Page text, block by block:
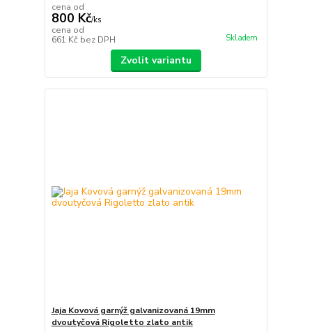
cena od
800 Kč/ks
cena od
661 Kč bez DPH Skladem
Zvolit variantu
Jaja Kovová garnýž galvanizovaná 19mm
dvoutyčová Rigoletto zlato antik